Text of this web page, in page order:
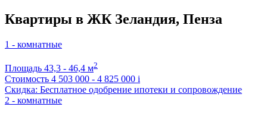
Квартиры в ЖК Зеландия, Пенза
1 - комнатные
Площадь 43,3 - 46,4 м2
Стоимость 4 503 000 - 4 825 000 i
Скидка: Бесплатное одобрение ипотеки и сопровождение
2 - комнатные